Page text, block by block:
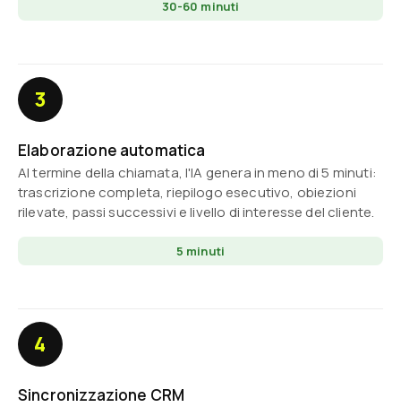
30-60 minuti
3
Elaborazione automatica
Al termine della chiamata, l'IA genera in meno di 5 minuti:
trascrizione completa, riepilogo esecutivo, obiezioni
rilevate, passi successivi e livello di interesse del cliente.
5 minuti
4
Sincronizzazione CRM